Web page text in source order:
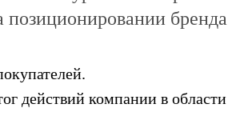
позиционировании
действий компании в